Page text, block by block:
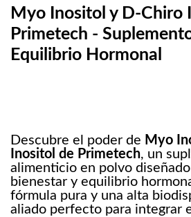
Myo Inositol y D-Chiro
Primetech -
Equilibrio Hormonal
Descubre el poder de Myo
Inositol de Primetech, un
alimenticio en polvo
bienestar y equilibrio
fórmula pura y una alta
aliado perfecto para integrar